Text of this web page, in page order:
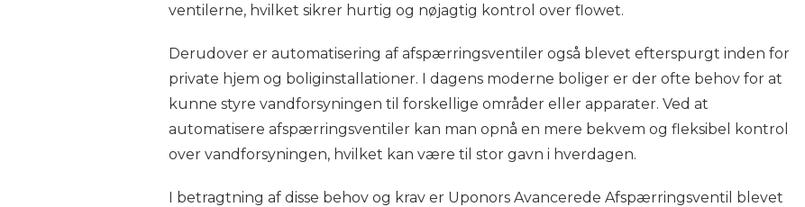
ventilerne, hvilket sikrer hurtig og nøjagtig kontrol over flowet.
Derudover er automatisering af afspærringsventiler også blevet efterspurgt inden for
private hjem og boliginstallationer. I dagens moderne boliger er der ofte behov for at
kunne styre vandforsyningen til forskellige områder eller apparater. Ved at
automatisere afspærringsventiler kan man opnå en mere bekvem og fleksibel kontrol
over vandforsyningen, hvilket kan være til stor gavn i hverdagen.
I betragtning af disse behov og krav er Uponors Avancerede Afspærringsventil blevet